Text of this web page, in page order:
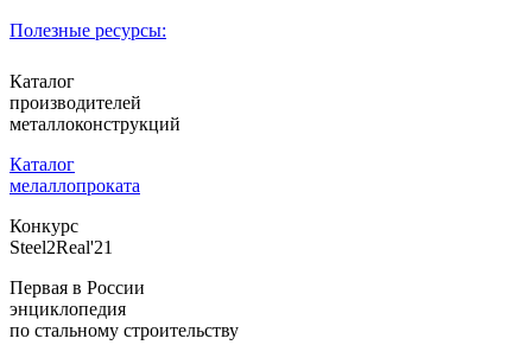
Полезные ресурсы:
Каталог
производителей
металлоконструкций
Каталог
мелаллопроката
Конкурс
Steel2Real'21
Первая в России
энциклопедия
по стальному строительству